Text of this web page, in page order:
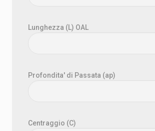
Lunghezza (L) OAL
Profondita' di Passata (ap)
Centraggio (C)